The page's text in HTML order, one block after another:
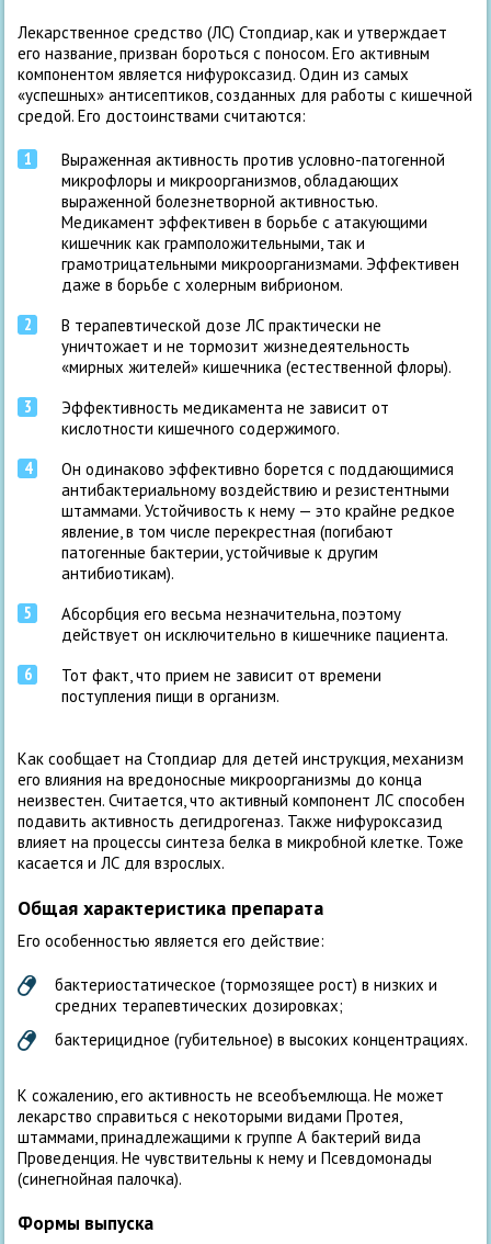
Лекарственное средство (ЛС) Стопдиар, как и утверждает
его название, призван бороться с поносом. Его активным
компонентом является нифуроксазид. Один из самых
«успешных» антисептиков, созданных для работы с кишечной
средой. Его достоинствами считаются:
Выраженная активность против условно-патогенной
микрофлоры и микроорганизмов, обладающих
выраженной болезнетворной активностью.
Медикамент эффективен в борьбе с атакующими
кишечник как грамположительными, так и
грамотрицательными микроорганизмами. Эффективен
даже в борьбе с холерным вибрионом.
В терапевтической дозе ЛС практически не
уничтожает и не тормозит жизнедеятельность
«мирных жителей» кишечника (естественной флоры).
Эффективность медикамента не зависит от
кислотности кишечного содержимого.
Он одинаково эффективно борется с поддающимися
антибактериальному воздействию и резистентными
штаммами. Устойчивость к нему — это крайне редкое
явление, в том числе перекрестная (погибают
патогенные бактерии, устойчивые к другим
антибиотикам).
Абсорбция его весьма незначительна, поэтому
действует он исключительно в кишечнике пациента.
Тот факт, что прием не зависит от времени
поступления пищи в организм.
Как сообщает на Стопдиар для детей инструкция, механизм
его влияния на вредоносные микроорганизмы до конца
неизвестен. Считается, что активный компонент ЛС способен
подавить активность дегидрогеназ. Также нифуроксазид
влияет на процессы синтеза белка в микробной клетке. Тоже
касается и ЛС для взрослых.
Общая характеристика препарата
Его особенностью является его действие:
бактериостатическое (тормозящее рост) в низких и
средних терапевтических дозировках;
бактерицидное (губительное) в высоких концентрациях.
К сожалению, его активность не всеобъемлюща. Не может
лекарство справиться с некоторыми видами Протея,
штаммами, принадлежащими к группе А бактерий вида
Проведенция. Не чувствительны к нему и Псевдомонады
(синегнойная палочка).
Формы выпуска